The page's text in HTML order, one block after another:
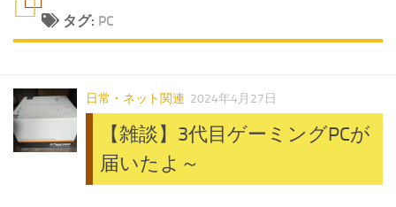
タグ: PC
日常・ネット関連 2024年4月27日
【雑談】3代目ゲーミングPCが
届いたよ～